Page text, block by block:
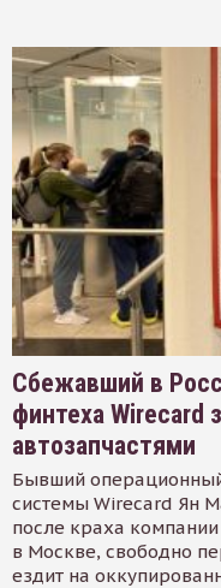
Сбежавший в
финтеха Wirecard
автозапчастями
Бывший
системы Wirecard Ян
после краха
в Москве, свободно
ездит на